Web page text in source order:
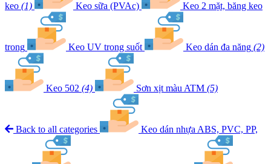
keo (1) Keo sữa (PVAc) Keo 2 mặt, băng keo
trong Keo UV trong suốt Keo dán đa năng (2)
Keo 502 (4) Sơn xịt màu ATM (5)
Back to all categories Keo dán nhựa ABS, PVC, PP,